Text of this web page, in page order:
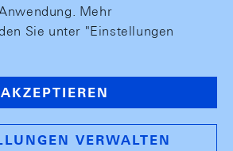
Mehr
Sie unter "Einstellungen
AKZEPTIEREN
VERWALTEN